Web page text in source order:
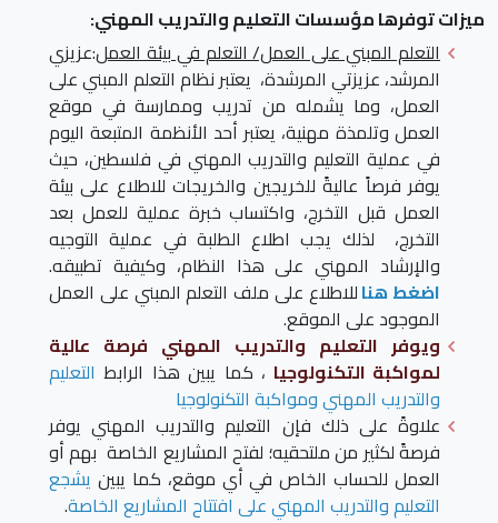
ميزات توفرها مؤسسات التعليم والتدريب المهني:
التعلم المبني على العمل/ التعلم في بيئة العمل:عزيزي
المرشد، عزيزتي المرشدة، يعتبر نظام التعلم المبني على
العمل، وما يشمله من تدريب وممارسة في موقع
العمل وتلمذة مهنية، يعتبر أحد الأنظمة المتبعة اليوم
في عملية التعليم والتدريب المهني في فلسطين، حيث
يوفر فرصاً عاليةً للخريجين والخريجات للاطلاع على بيئة
العمل قبل التخرج، واكتساب خبرة عملية للعمل بعد
التخرج، لذلك يجب اطلاع الطلبة في عملية التوجيه
والإرشاد المهني على هذا النظام، وكيفية تطبيقه.
اضغط هناللاطلاع على ملف التعلم المبني على العمل
الموجود على الموقع.
ويوفر التعليم والتدريب المهني فرصة عالية
لمواكبة التكنولوجيا ، كما يبين هذا الرابط التعليم
والتدريب المهني ومواكبة التكنولوجيا
علاوةً على ذلك فإن التعليم والتدريب المهني يوفر
فرصةً لكثير من ملتحقيه؛ لفتح المشاريع الخاصة بهم أو
العمل للحساب الخاص في أي موقع، كما يبين يشجع
التعليم والتدريب المهني على افتتاح المشاريع الخاصة.